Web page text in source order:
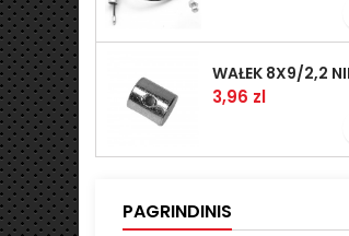
Kaina
3,96 zl
PAGRINDINIS